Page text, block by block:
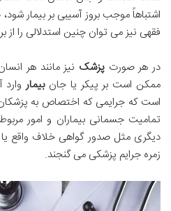
اشتباهاً موجب بروز آسیبی بر بیمار
فقهی نیز می توان چنین استدلالی را
در هر صورتپزشک نیز مانند هر
ممکن است بر پیکر یا جانبیمار
است که جرایمی که اختصاص به پزشکان
تمامیت جسمانی بیماران و امور
دیگری مثل صدور گواهی خلاف واقع
زمره جرایم پزشکی می گنجند.